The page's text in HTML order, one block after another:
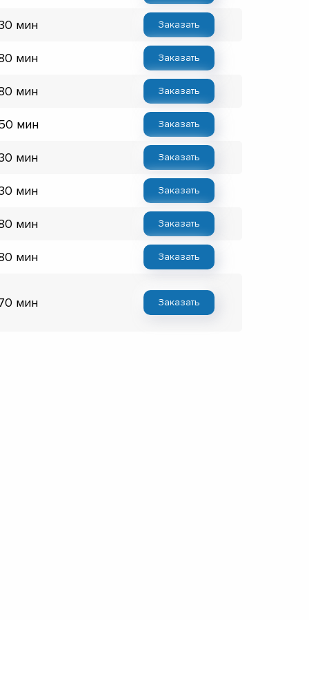
мин Заказать
мин Заказать
мин Заказать
мин Заказать
мин Заказать
мин Заказать
мин Заказать
мин Заказать
мин Заказать